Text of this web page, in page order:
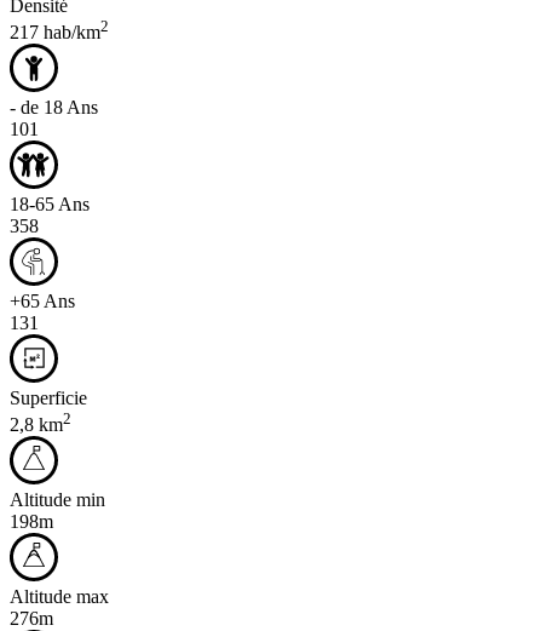
Densité
217 hab/km2
- de 18 Ans
101
18-65 Ans
358
+65 Ans
131
Superficie
2,8 km2
Altitude min
198m
Altitude max
276m